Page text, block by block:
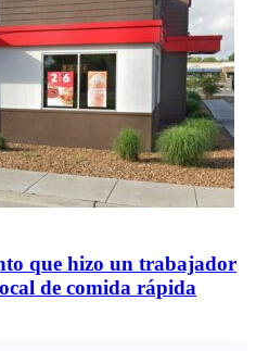
que hizo un trabajador
de comida rápida